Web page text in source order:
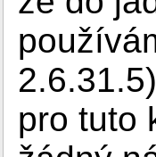
pro tuto